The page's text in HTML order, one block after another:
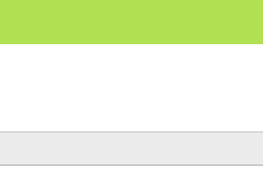
Hauptnavigation